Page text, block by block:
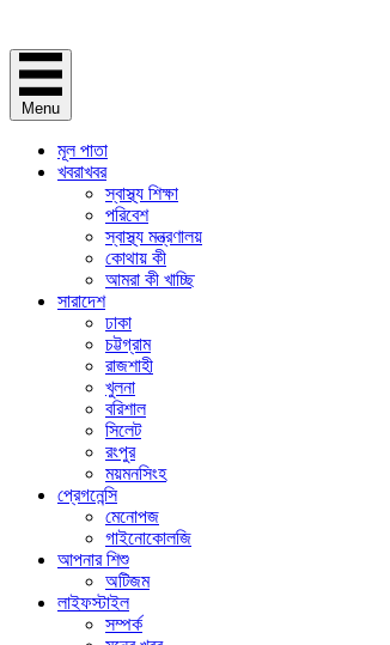
Menu
মূল পাতা
খবরাখবর
স্বাস্থ্য শিক্ষা
পরিবেশ
স্বাস্থ্য মন্ত্রণালয়
কোথায় কী
আমরা কী খাচ্ছি
সারাদেশ
ঢাকা
চট্টগ্রাম
রাজশাহী
খুলনা
বরিশাল
সিলেট
রংপুর
ময়মনসিংহ
প্রেগনেন্সি
মেনোপজ
গাইনোকোলজি
আপনার শিশু
অটিজম
লাইফস্টাইল
সম্পর্ক